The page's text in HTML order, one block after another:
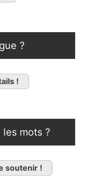
?
!
les mots ?
soutenir !